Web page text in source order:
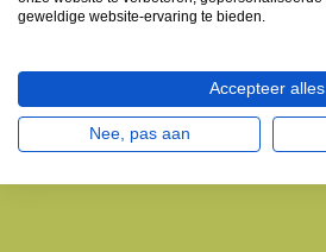
geweldige website-ervaring te bieden.
Accepteer alles
Nee, pas aan